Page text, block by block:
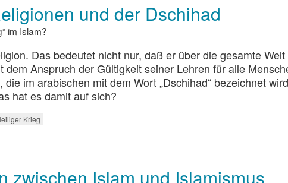
und der Dschihad
im Islam?
Das bedeutet nicht nur, daß er über die gesamte
dem Anspruch der Gültigkeit seiner Lehren für alle
im arabischen mit dem Wort „Dschihad“ bezeichnet
hat es damit auf sich?
Krieg
zwischen Islam und Islamismus